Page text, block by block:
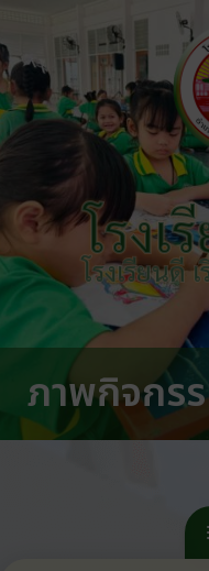
โรงเ
โรงเรียนดี
ภาพกิจกร